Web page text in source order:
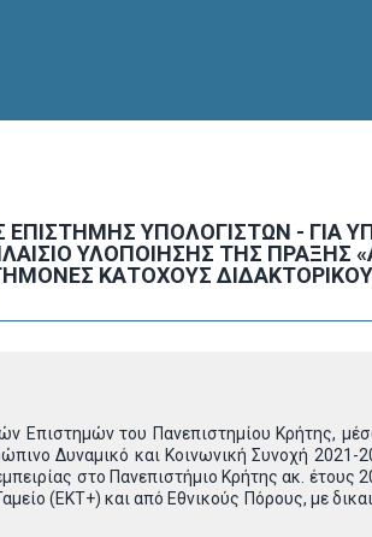
ΥΠΟΛΟΓΙΣΤΩΝ - ΓΙΑ
ΥΛΟΠΟΙΗΣΗΣ ΤΗΣ ΠΡΑΞΗΣ
ΚΑΤΟΧΟΥΣ
Επιστημών του Πανεπιστημίου Κρήτης,
Δυναμικό και Κοινωνική Συνοχή
στο Πανεπιστήμιο Κρήτης ακ. έτους
(ΕΚΤ+) και από Εθνικούς Πόρους, με